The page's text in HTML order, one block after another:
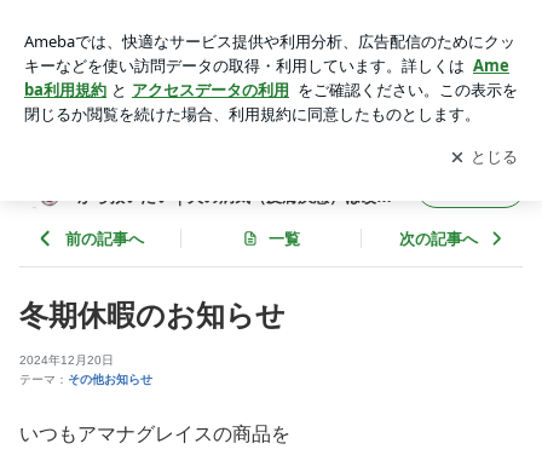
地獄から救いたい｜犬の病気（皮膚疾患）は改善出来る。
アプリをダウンロードして ブログの更新通知
を受け取りまし
ょう。
開く
から救いたい｜犬の病気（皮膚疾患）は改善
前の記事へ 一覧 次の記事へ
冬期休暇のお知らせ
2024年12月20日
テーマ： その他お知らせ
いつもアマナグレイスの商品を